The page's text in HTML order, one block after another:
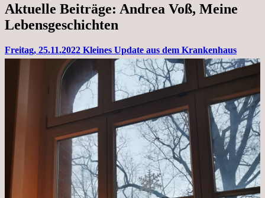
Aktuelle Beiträge: Andrea Voß, Meine
Lebensgeschichten
Freitag, 25.11.2022 Kleines Update aus dem Krankenhaus